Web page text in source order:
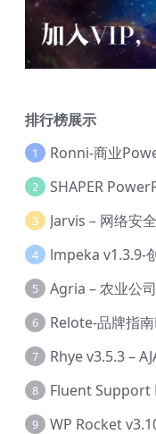
排行榜展示
1 Ronni-商业
2 SHAPER
3
4
5
6 Relote-品牌指
7
8
9